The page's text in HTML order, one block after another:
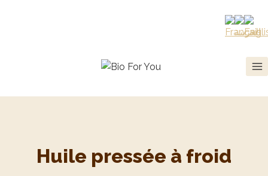
Huile pressée à froid